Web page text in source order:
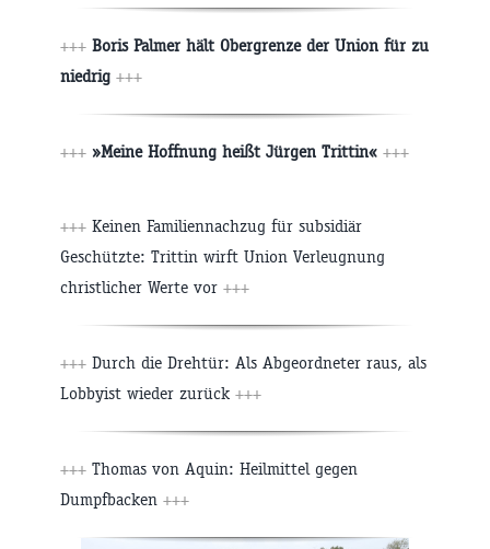
+++ Boris Palmer hält Obergrenze der Union für zu
niedrig +++
+++ »Meine Hoffnung heißt Jürgen Trittin« +++
+++ Keinen Familiennachzug für subsidiär
Geschützte: Trittin wirft Union Verleugnung
christlicher Werte vor +++
+++ Durch die Drehtür: Als Abgeordneter raus, als
Lobbyist wieder zurück +++
+++ Thomas von Aquin: Heilmittel gegen
Dumpfbacken +++